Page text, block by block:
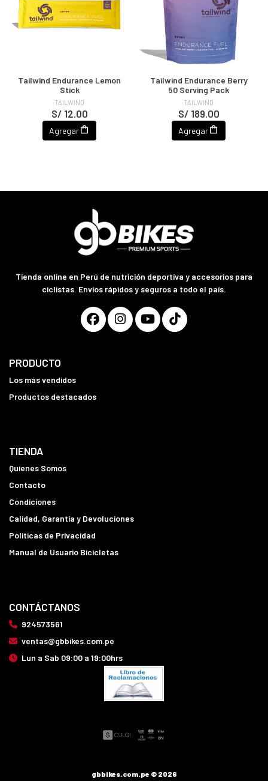
Tailwind Endurance Lemon
Stick
TAILWIND
S/ 12.00
Agregar
Tailwind Endurance Berry
50 Serving Pack
TAILWIND
S/ 189.00
Agregar
Tienda online en Perú de nutrición deportiva y accesorios para
ciclistas. Envíos rápidos y seguros a todo el país.
PRODUCTO
Los más vendidos
Productos destacados
TIENDA
Quienes Somos
Contacto
Condiciones
Calidad, Garantía y Devoluciones
Politicas de Privacidad
Manual de Usuario Bicicletas
CONTÁCTANOS
924573561
ventas@gbbikes.com.pe
Lun a Sab 09:00 a 19:00hrs
gbbikes.com.pe © 2026